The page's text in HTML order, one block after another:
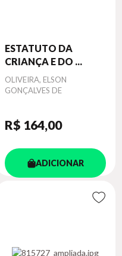
ESTATUTO DA
CRIANÇA E DO ...
Autor
OLIVEIRA, ELSON
GONÇALVES DE
R$ 164,00
ADICIONAR